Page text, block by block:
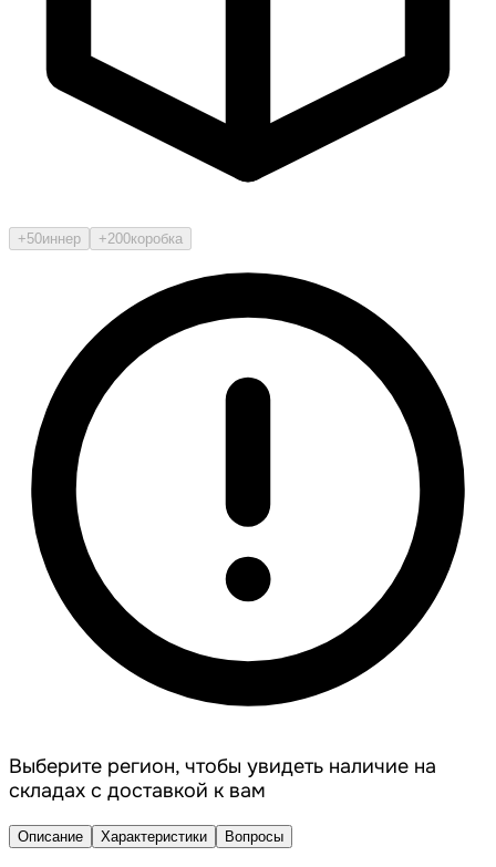
+50иннер +200коробка
Выберите регион, чтобы увидеть наличие на
складах с доставкой к вам
Описание Характеристики Вопросы